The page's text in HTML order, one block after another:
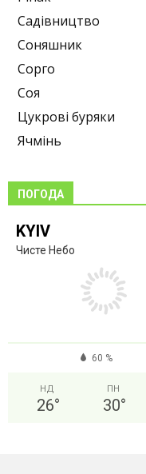
Садівництво
Соняшник
Сорго
Соя
Цукрові буряки
Ячмінь
ПОГОДА
KYIV
Чисте Небо
60 %
НД
26°
ПН
30°